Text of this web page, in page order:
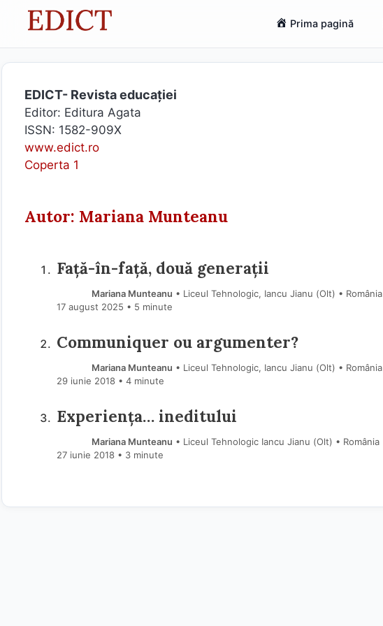
Prima pagină
EDICT- Revista educației
Editor: Editura Agata
ISSN: 1582-909X
www.edict.ro
Coperta 1
Autor: Mariana Munteanu
Față-în-față, două generații
Mariana Munteanu • Liceul Tehnologic, Iancu Jianu (Olt) • România
17 august 2025 • 5 minute
Communiquer ou argumenter?
Mariana Munteanu • Liceul Tehnologic, Iancu Jianu (Olt) • România
29 iunie 2018 • 4 minute
Experienţa… ineditului
Mariana Munteanu • Liceul Tehnologic Iancu Jianu (Olt) • România
27 iunie 2018 • 3 minute